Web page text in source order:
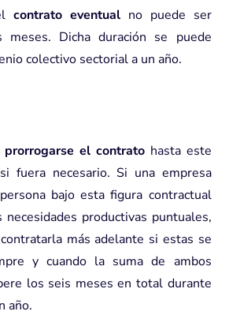
contrato eventualno puede ser
meses. Dicha duración se puede
colectivo sectorial a un año.
prorrogarse el contrato hasta este
fuera necesario. Si una empresa
bajo esta figura contractual
necesidades productivas puntuales,
más adelante si estas se
y cuando la suma de ambos
los seis meses en total durante
año.